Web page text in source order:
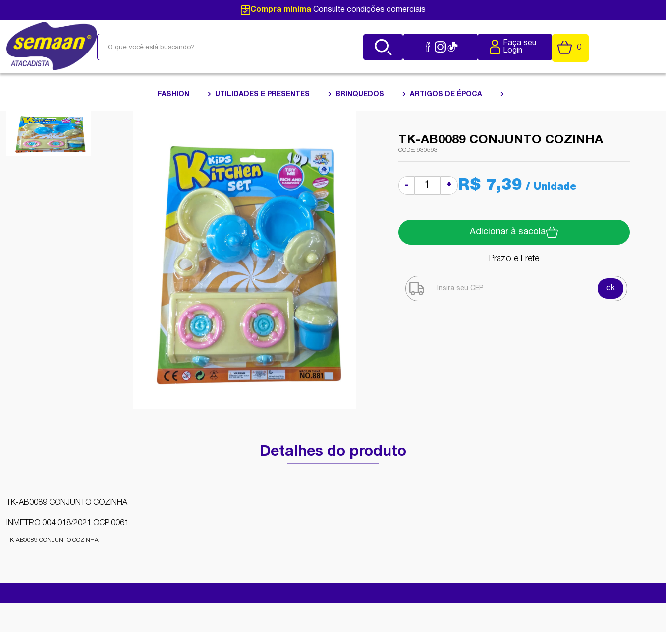
Compra mínimaConsulte condições comerciais
Faça seu
Login
0
FASHION UTILIDADES E PRESENTES BRINQUEDOS ARTIGOS DE ÉPOCA
TK-AB0089 CONJUNTO COZINHA
930593
- + R$ 7,39
Adicionar à sacola
Prazo e Frete
ok
Detalhes do produto
TK-AB0089 CONJUNTO COZINHA
INMETRO 004 018/2021 OCP 0061
TK-AB0089 CONJUNTO COZINHA